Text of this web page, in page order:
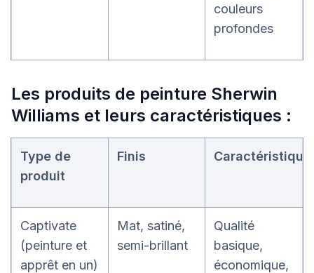
couleurs
profondes
Les produits de peinture Sherwin
Williams et leurs caractéristiques :
Type de
produit
Finis
Captivate
(peinture et
apprêt en un)
Mat, satiné,
semi-brillant
Qualité
basique,
économique,